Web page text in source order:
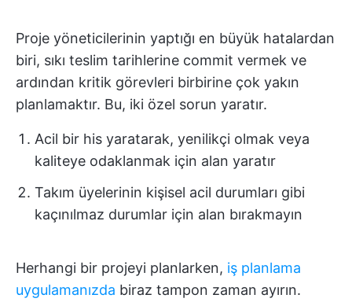
Proje yöneticilerinin yaptığı en büyük hatalardan
biri, sıkı teslim tarihlerine commit vermek ve
ardından kritik görevleri birbirine çok yakın
planlamaktır. Bu, iki özel sorun yaratır.
Acil bir his yaratarak, yenilikçi olmak veya
kaliteye odaklanmak için alan yaratır
Takım üyelerinin kişisel acil durumları gibi
kaçınılmaz durumlar için alan bırakmayın
Herhangi bir projeyi planlarken, iş planlama
uygulamanızda biraz tampon zaman ayırın.